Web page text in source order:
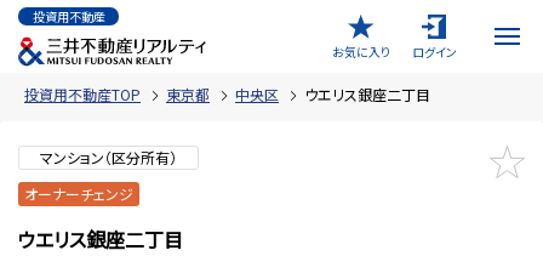
投資用不動産
お気に入り
ログイン
投資用不動産TOP 東京都 中央区 ウエリス銀座二丁目
マンション（区分所有）
オーナーチェンジ
ウエリス銀座二丁目